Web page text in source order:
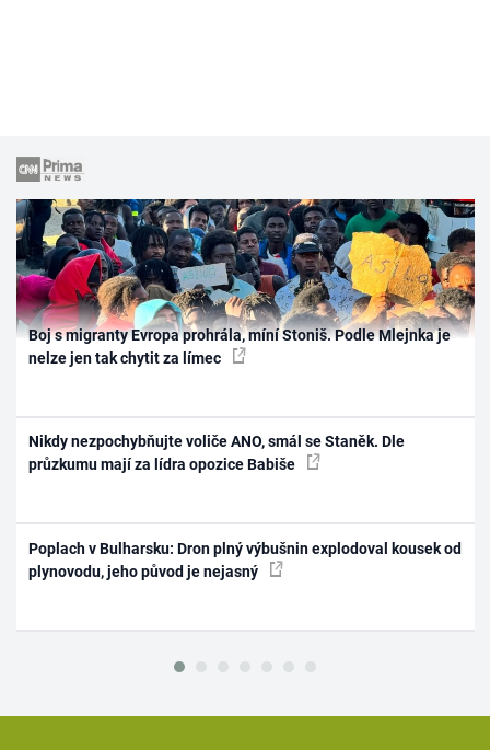
Boj s migranty Evropa prohrála, míní Stoniš. Podle Mlejnka je
nelze jen tak chytit za límec
Nikdy nezpochybňujte voliče ANO, smál se Staněk. Dle
průzkumu mají za lídra opozice Babiše
Poplach v Bulharsku: Dron plný výbušnin explodoval kousek od
plynovodu, jeho původ je nejasný